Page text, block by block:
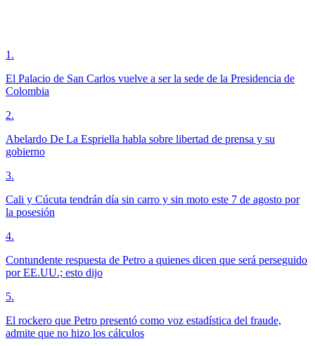
1 .
El Palacio de San Carlos vuelve a ser la sede de la Presidencia de
Colombia
2.
Abelardo De La Espriella habla sobre libertad de prensa y su
gobierno
3.
Cali y Cúcuta tendrán día sin carro y sin moto este 7 de agosto por
la posesión
4.
Contundente respuesta de Petro a quienes dicen que será perseguido
por EE.UU.; esto dijo
5.
El rockero que Petro presentó como voz estadística del fraude,
admite que no hizo los cálculos